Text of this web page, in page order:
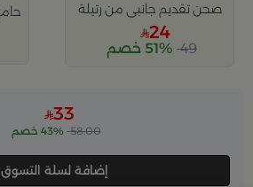
صحن تقديم جانبي من رتيلة
24
49 51% خصم
33
58.00 43% خصم
إضافة لسلة التسوق